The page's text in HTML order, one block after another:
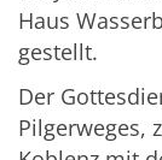
Haus
gestellt.
Der
Pilgerweges,